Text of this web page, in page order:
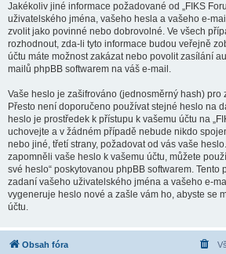
Jakékoliv jiné informace požadované od „FIKS
uživatelského jména, vašeho hesla a vašeho e-
zvolit jako povinné nebo dobrovolné. Ve všech
rozhodnout, zda-li tyto informace budou veřejně
účtu máte možnost zakázat nebo povolit zasílání
mailů phpBB softwarem na váš e-mail.
Vaše heslo je zašifrováno (jednosměrný hash) pro
Přesto není doporučeno používat stejné heslo na
heslo je prostředek k přístupu k vašemu účtu na
uchovejte a v žádném případě nebude nikdo
nebo jiné, třetí strany, požadovat od vás vaše
zapomněli vaše heslo k vašemu účtu, můžete
své heslo“ poskytovanou phpBB softwarem. Tento
zadaní vašeho uživatelského jména a vašeho e-
vygeneruje heslo nové a zašle vám ho, abyste se
účtu.
Obsah fóra